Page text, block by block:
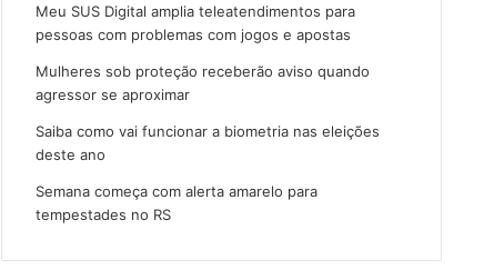
Meu SUS Digital amplia teleatendimentos para
pessoas com problemas com jogos e apostas
Mulheres sob proteção receberão aviso quando
agressor se aproximar
Saiba como vai funcionar a biometria nas eleições
deste ano
Semana começa com alerta amarelo para
tempestades no RS